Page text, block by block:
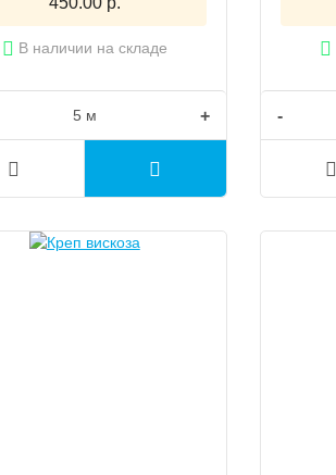
В наличии на складе
+ -